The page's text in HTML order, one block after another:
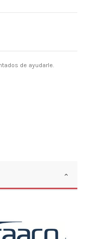
de ayudarle.